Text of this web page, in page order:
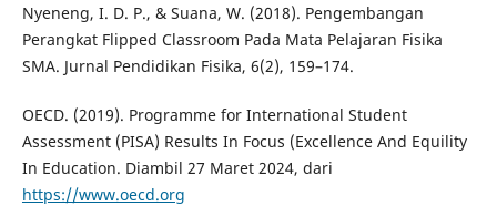
Nyeneng, I. D. P., & Suana, W. (2018). Pengembangan
Perangkat Flipped Classroom Pada Mata Pelajaran Fisika
SMA. Jurnal Pendidikan Fisika, 6(2), 159–174.
OECD. (2019). Programme for International Student
Assessment (PISA) Results In Focus (Excellence And Equility
In Education. Diambil 27 Maret 2024, dari
https://www.oecd.org